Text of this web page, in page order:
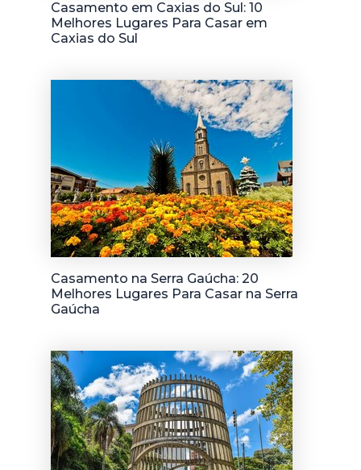
Casamento em Caxias do Sul: 10
Melhores Lugares Para Casar em
Caxias do Sul
Casamento na Serra Gaúcha: 20
Melhores Lugares Para Casar na Serra
Gaúcha